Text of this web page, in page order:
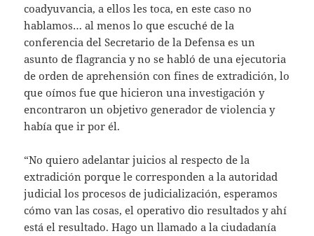
coadyuvancia, a ellos les toca, en este caso no
hablamos… al menos lo que escuché de la
conferencia del Secretario de la Defensa es un
asunto de flagrancia y no se habló de una ejecutoria
de orden de aprehensión con fines de extradición, lo
que oímos fue que hicieron una investigación y
encontraron un objetivo generador de violencia y
había que ir por él.
“No quiero adelantar juicios al respecto de la
extradición porque le corresponden a la autoridad
judicial los procesos de judicialización, esperamos
cómo van las cosas, el operativo dio resultados y ahí
está el resultado. Hago un llamado a la ciudadanía